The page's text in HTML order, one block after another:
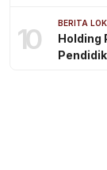
10 BERITA
Holding